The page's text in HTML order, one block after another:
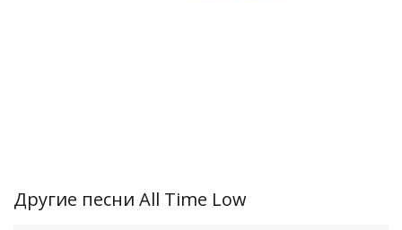
Другие песни All Time Low